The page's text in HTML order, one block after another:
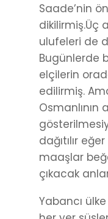
Saade’nin
dikilirmiş.Üç
ulufeleri de
Bugünlerde
elçilerin
edilirmiş.
Osmanlının
dağıtılır
maaşlar
çıkacak
Yabancı